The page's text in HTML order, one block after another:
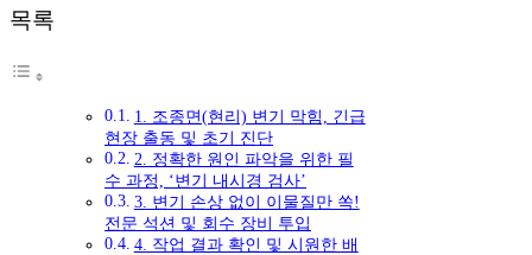
목록
1. 조종면(현리) 변기 막힘, 긴급
현장 출동 및 초기 진단
2. 정확한 원인 파악을 위한 필
수 과정, ‘변기 내시경 검사’
3. 변기 손상 없이 이물질만 쏙!
전문 석션 및 회수 장비 투입
4. 작업 결과 확인 및 시원한 배